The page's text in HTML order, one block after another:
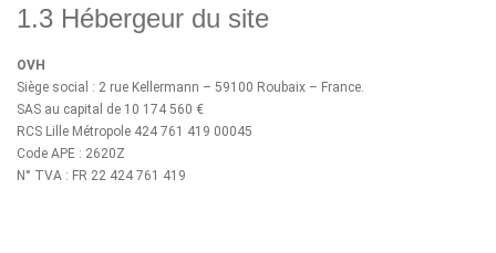
1.3 Hébergeur du site
OVH
Siège social : 2 rue Kellermann – 59100 Roubaix – France.
SAS au capital de 10 174 560 €
RCS Lille Métropole 424 761 419 00045
Code APE : 2620Z
N° TVA : FR 22 424 761 419